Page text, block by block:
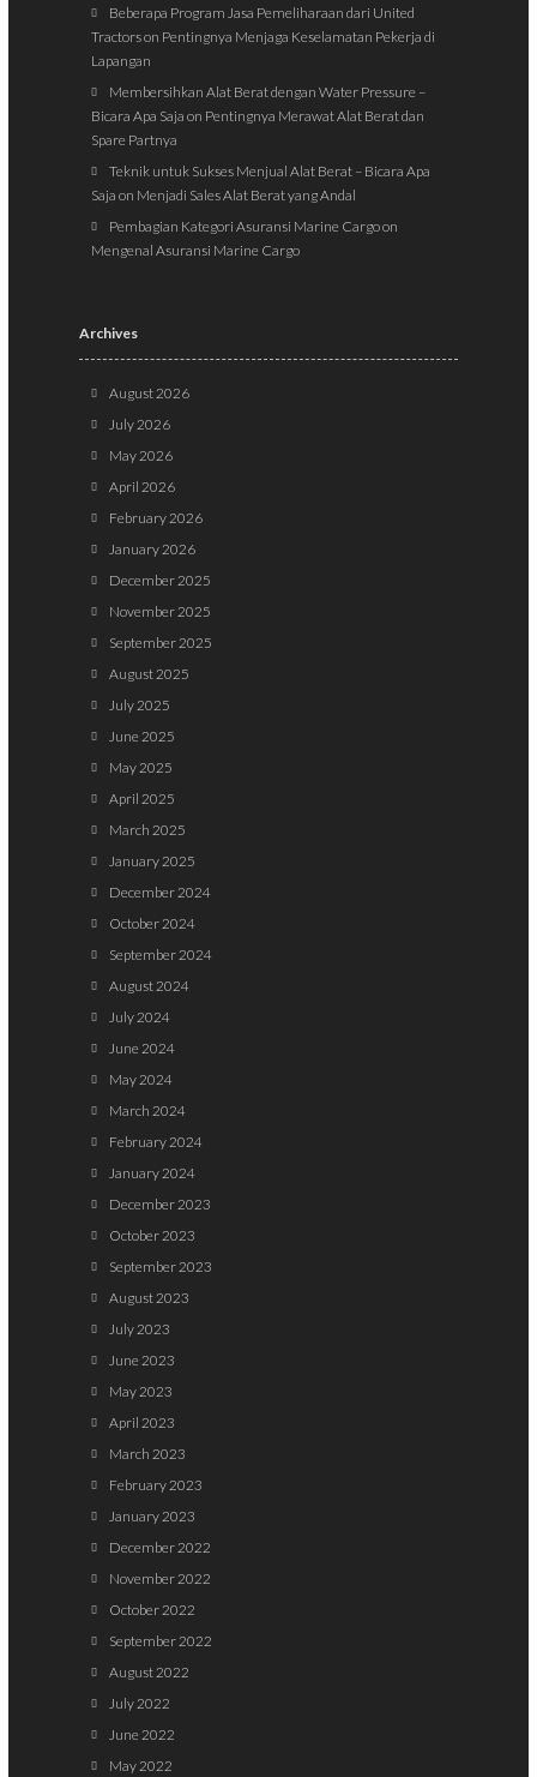
Beberapa Program Jasa Pemeliharaan dari United
Tractorson Pentingnya Menjaga Keselamatan Pekerja di
Lapangan
Membersihkan Alat Berat dengan Water Pressure –
Bicara Apa Saja on Pentingnya Merawat Alat Berat dan
Spare Partnya
Teknik untuk Sukses Menjual Alat Berat – Bicara Apa
Saja on Menjadi Sales Alat Berat yang Andal
Pembagian Kategori Asuransi Marine Cargoon
Mengenal Asuransi Marine Cargo
Archives
August 2026
July 2026
May 2026
April 2026
February 2026
January 2026
December 2025
November 2025
September 2025
August 2025
July 2025
June 2025
May 2025
April 2025
March 2025
January 2025
December 2024
October 2024
September 2024
August 2024
July 2024
June 2024
May 2024
March 2024
February 2024
January 2024
December 2023
October 2023
September 2023
August 2023
July 2023
June 2023
May 2023
April 2023
March 2023
February 2023
January 2023
December 2022
November 2022
October 2022
September 2022
August 2022
July 2022
June 2022
May 2022